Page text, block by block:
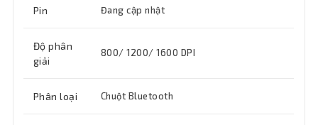
Pin Đang cập nhật
Độ phân
giải
800/ 1200/ 1600 DPI
Phân loại Chuột Bluetooth